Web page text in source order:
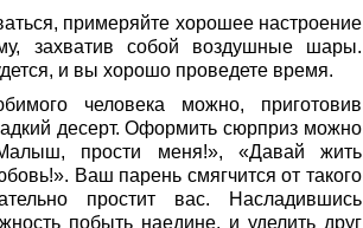
примеряйте хорошее настроение
захватив собой воздушные шары.
и вы хорошо проведете время.
человека можно, приготовив
десерт. Оформить сюрприз можно
прости меня!», «Давай жить
Ваш парень смягчится от такого
простит вас. Насладившись
побыть наедине, и уделить друг